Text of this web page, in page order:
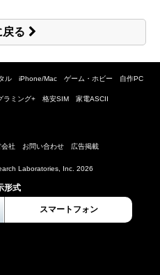
戻る
ル iPhone/Mac ゲーム・ホビー 自作PC
ラミング+ 格安SIM 家電ASCII
会社 お問い合わせ 広告掲載
Laboratories, Inc. 2026
形式
スマートフォン